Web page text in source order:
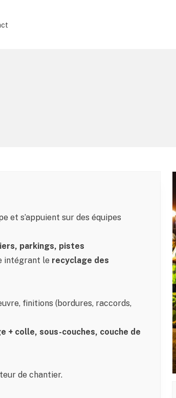
et s’appuient sur des équipes
parkings, pistes
intégrant le recyclage des
finitions (bordures, raccords,
+ colle, sous-couches, couche de
de chantier.